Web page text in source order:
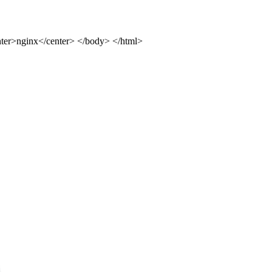
center> </body> </html>